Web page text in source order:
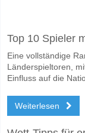
Das Spiel zwischen
Wer ist das
Almeria für den
Werden beide
Ja für Beide Teams
Top 10 Spieler
Eine vollständige
Länderspieltoren,
Einfluss auf die
Weiterlesen